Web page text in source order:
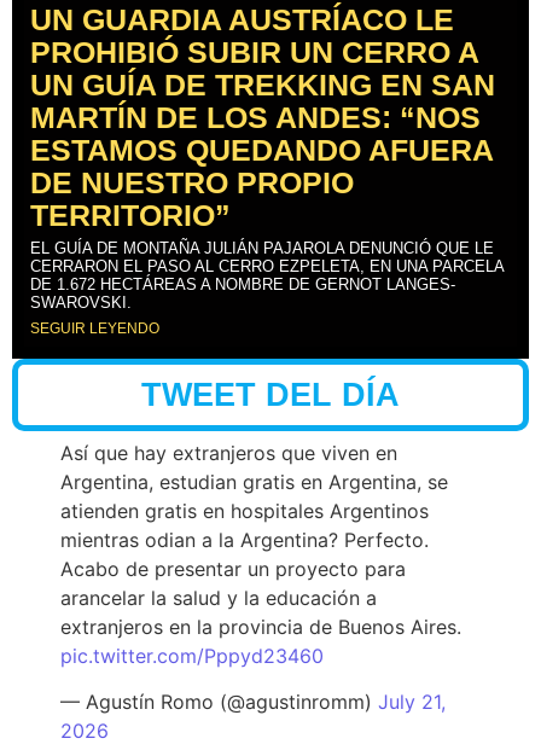
UN GUARDIA AUSTRÍACO LE
PROHIBIÓ SUBIR UN CERRO A
UN GUÍA DE TREKKING EN SAN
MARTÍN DE LOS ANDES: “NOS
ESTAMOS QUEDANDO AFUERA
DE NUESTRO PROPIO
TERRITORIO”
EL GUÍA DE MONTAÑA JULIÁN PAJAROLA DENUNCIÓ QUE LE
CERRARON EL PASO AL CERRO EZPELETA, EN UNA PARCELA
DE 1.672 HECTÁREAS A NOMBRE DE GERNOT LANGES-
SWAROVSKI.
SEGUIR LEYENDO
TWEET DEL DÍA
Así que hay extranjeros que viven en
Argentina, estudian gratis en Argentina, se
atienden gratis en hospitales Argentinos
mientras odian a la Argentina? Perfecto.
Acabo de presentar un proyecto para
arancelar la salud y la educación a
extranjeros en la provincia de Buenos Aires.
pic.twitter.com/Pppyd23460
— Agustín Romo (@agustinromm) July 21,
2026